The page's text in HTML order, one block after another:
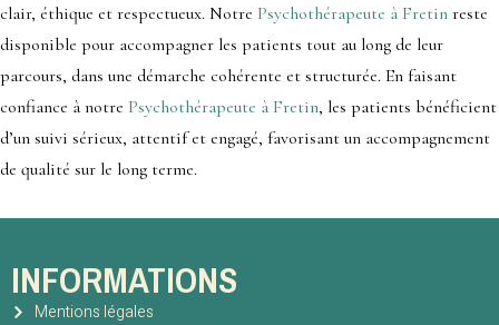
clair, éthique et respectueux. Notre Psychothérapeute à Fretin reste
disponible pour accompagner les patients tout au long de leur
parcours, dans une démarche cohérente et structurée. En faisant
confiance à notre Psychothérapeute à Fretin, les patients bénéficient
d’un suivi sérieux, attentif et engagé, favorisant un accompagnement
de qualité sur le long terme.
INFORMATIONS
Mentions légales